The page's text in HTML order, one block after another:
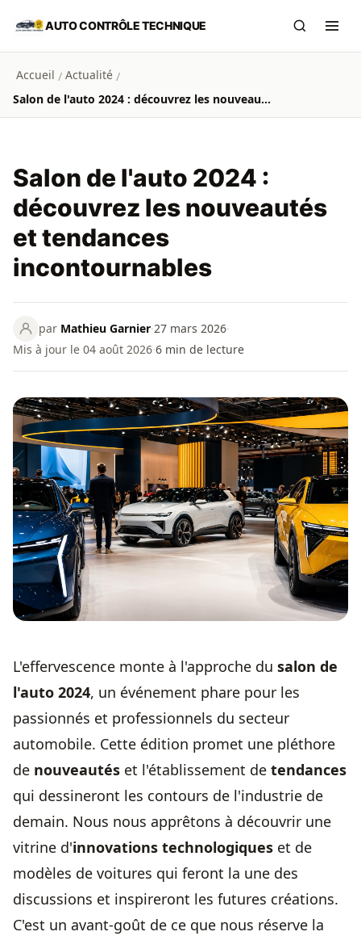
Aller au contenu principal
AUTO CONTRÔLE TECHNIQUE
Accueil / Actualité /
Salon de l'auto 2024 : découvrez les nouveautés et tendances incontournables
Salon de l'auto 2024 :
découvrez les nouveautés
et tendances
incontournables
par Mathieu Garnier·27 mars 2026·
Mis à jour le 04 août 2026·6 min de lecture
L'effervescence monte à l'approche du salon de
l'auto 2024, un événement phare pour les
passionnés et professionnels du secteur
automobile. Cette édition promet une pléthore
de nouveautés et l'établissement de tendances
qui dessineront les contours de l'industrie de
demain. Nous nous apprêtons à découvrir une
vitrine d'innovations technologiques et de
modèles de voitures qui feront la une des
discussions et inspireront les futures créations.
C'est un avant-goût de ce que nous réserve la